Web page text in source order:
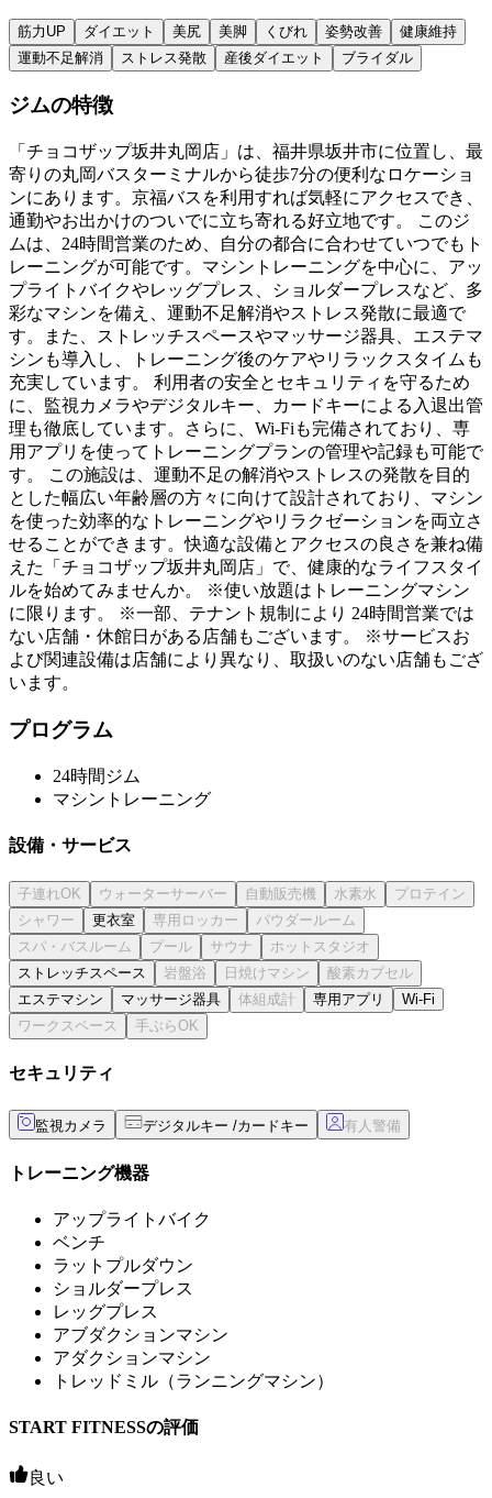
筋力UP ダイエット 美尻 美脚 くびれ 姿勢改善
健康維持
運動不足解消
ストレス発散 産後ダイエット ブライダル
ジムの特徴
「チョコザップ坂井丸岡店」は、福井県坂井市に位置し、最
寄りの丸岡バスターミナルから徒歩7分の便利なロケーショ
ンにあります。京福バスを利用すれば気軽にアクセスでき、
通勤やお出かけのついでに立ち寄れる好立地です。 このジ
ムは、24時間営業のため、自分の都合に合わせていつでもト
レーニングが可能です。マシントレーニングを中心に、アッ
プライトバイクやレッグプレス、ショルダープレスなど、多
彩なマシンを備え、運動不足解消やストレス発散に最適で
す。また、ストレッチスペースやマッサージ器具、エステマ
シンも導入し、トレーニング後のケアやリラックスタイムも
充実しています。 利用者の安全とセキュリティを守るため
に、監視カメラやデジタルキー、カードキーによる入退出管
理も徹底しています。さらに、Wi-Fiも完備されており、専
用アプリを使ってトレーニングプランの管理や記録も可能で
す。 この施設は、運動不足の解消やストレスの発散を目的
とした幅広い年齢層の方々に向けて設計されており、マシン
を使った効率的なトレーニングやリラクゼーションを両立さ
せることができます。快適な設備とアクセスの良さを兼ね備
えた「チョコザップ坂井丸岡店」で、健康的なライフスタイ
ルを始めてみませんか。 ※使い放題はトレーニングマシン
に限ります。 ※一部、テナント規制により 24時間営業では
ない店舗・休館日がある店舗もございます。 ※サービスお
よび関連設備は店舗により異なり、取扱いのない店舗もござ
います。
プログラム
24時間ジム
マシントレーニング
設備・サービス
更衣室
ストレッチスペース
エステマシン
マッサージ器具 専用アプリ Wi-Fi
セキュリティ
監視カメラ デジタルキー /カードキー
トレーニング機器
アップライトバイク
ベンチ
ラットプルダウン
ショルダープレス
レッグプレス
アブダクションマシン
アダクションマシン
トレッドミル（ランニングマシン）
START FITNESSの評価
良い